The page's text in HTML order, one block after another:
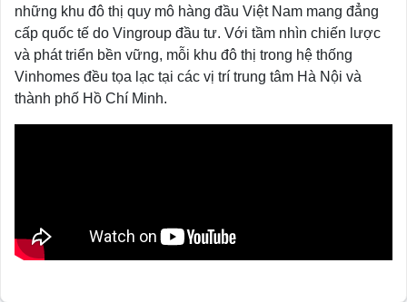
những khu đô thị quy mô hàng đầu Việt Nam mang đẳng
cấp quốc tế do Vingroup đầu tư. Với tầm nhìn chiến lược
và phát triển bền vững, mỗi khu đô thị trong hệ thống
Vinhomes đều tọa lạc tại các vị trí trung tâm Hà Nội và
thành phố Hồ Chí Minh.